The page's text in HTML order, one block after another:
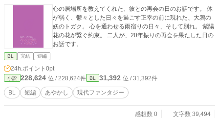
心の居場所を教えてくれた、彼との再会の日のお話です。 体
が弱く、鬱々とした日々を過ごす正幸の前に現れた、大鴉の
妖のトガク。 心を通わせる雨宿りの日々、そして別れ。 紫陽
花の花が繋ぐ約束。 二人が、20年振りの再会を果たした日の
お話です。
BL 完結 短編
24h.ポイント 0pt
小説 228,624 位 / 228,624件 BL 31,392 位 / 31,392件
BL 短編 あやかし 現代ファンタジー
感想数 0
文字数 39,494